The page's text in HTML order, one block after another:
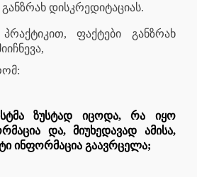
დისკრედიტაციას.
ფაქტები განზრახ
ზუსტად იცოდა, რა იყო
და, მიუხედავად ამისა,
ინფორმაცია გაავრცელა;